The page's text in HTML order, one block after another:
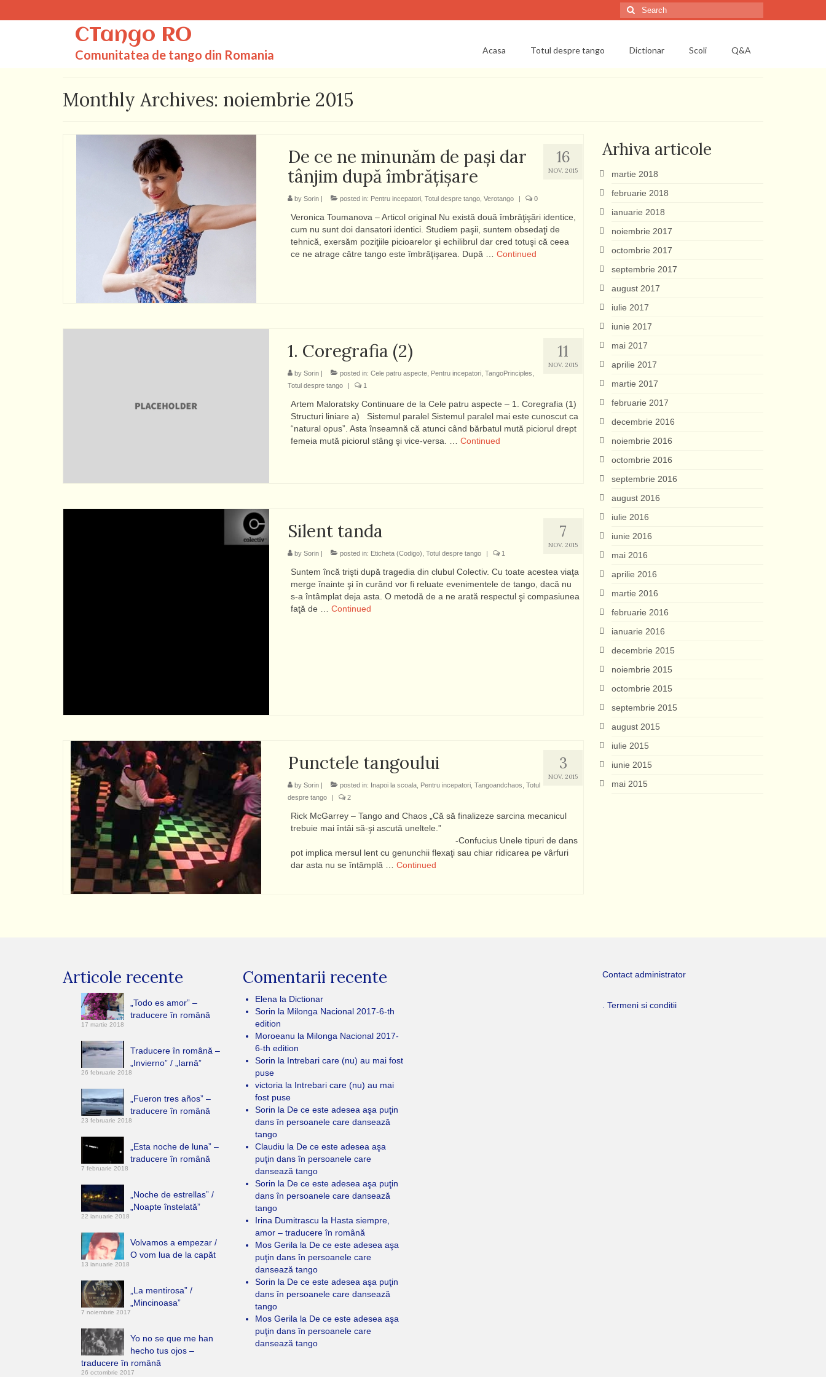
Search
for:
CTango RO
Comunitatea de tango din Romania Acasa Totul despre tango Dictionar Scoli Q&A
Monthly Archives: noiembrie 2015
16
NOV. 2015
De ce ne minunăm de paşi dar
tânjim după îmbrăţişare
by Sorin| posted in: Pentru incepatori, Totul despre tango, Verotango | 0
Veronica Toumanova – Articol original Nu există două îmbrăţişări identice,
cum nu sunt doi dansatori identici. Studiem paşii, suntem obsedaţi de
tehnică, exersăm poziţiile picioarelor şi echilibrul dar cred totuşi că ceea
ce ne atrage către tango este îmbrăţişarea. După … Continued
11
NOV. 2015
1. Coregrafia (2)
by Sorin| posted in: Cele patru aspecte, Pentru incepatori, TangoPrinciples
Totul despre tango
| 1
Artem Maloratsky Continuare de la Cele patru aspecte – 1. Coregrafia (1)
Structuri liniare a) Sistemul paralel Sistemul paralel mai este cunoscut ca
“natural opus”. Asta înseamnă că atunci când bărbatul mută piciorul drept
femeia mută piciorul stâng şi vice-versa. … Continued
7
NOV. 2015
Silent tanda
by Sorin| posted in: Eticheta (Codigo) Totul despre tango | 1
Suntem încă trişti după tragedia din clubul Colectiv. Cu toate acestea viaţa
merge înainte şi în curând vor fi reluate evenimentele de tango, dacă nu
s-a întâmplat deja asta. O metodă de a ne arată respectul şi compasiunea
faţă de … Continued
3
NOV. 2015
Punctele tangoului
by Sorin| posted in: Inapoi la scoala, Pentru incepatori, Tangoandchaos Totul
despre tango
| 2
Rick McGarrey – Tango and Chaos „Că să finalizeze sarcina mecanicul
trebuie mai întâi să-şi ascută uneltele.”
-Confucius Unele tipuri de dans
pot implica mersul lent cu genunchii flexaţi sau chiar ridicarea pe vârfuri
dar asta nu se întâmplă … Continued
Arhiva articole
martie 2018
februarie 2018
ianuarie 2018
noiembrie 2017
octombrie 2017
septembrie 2017
august 2017
iulie 2017
iunie 2017
mai 2017
aprilie 2017
martie 2017
februarie 2017
decembrie 2016
noiembrie 2016
octombrie 2016
septembrie 2016
august 2016
iulie 2016
iunie 2016
mai 2016
aprilie 2016
martie 2016
februarie 2016
ianuarie 2016
decembrie 2015
noiembrie 2015
octombrie 2015
septembrie 2015
august 2015
iulie 2015
iunie 2015
mai 2015
Articole recente
„Todo es amor” –
traducere în română
17 martie 2018
Traducere în română –
„Invierno” / „Iarnă”
26 februarie 2018
„Fueron tres años” –
traducere în română
23 februarie 2018
„Esta noche de luna” –
traducere în română
7 februarie 2018
„Noche de estrellas” /
„Noapte înstelată”
22 ianuarie 2018
Volvamos a empezar /
O vom lua de la capăt
13 ianuarie 2018
„La mentirosa” /
„Mincinoasa”
7 noiembrie 2017
Yo no se que me han
hecho tus ojos –
traducere în română
26 octombrie 2017
Comentarii recente
Elena la Dictionar
Sorin la Milonga Nacional 2017-6-th
edition
Moroeanu la Milonga Nacional 2017-
6-th edition
Sorin la Intrebari care (nu) au mai fost
puse
victoria la Intrebari care (nu) au mai
fost puse
Sorin la De ce este adesea aşa puţin
dans în persoanele care dansează
tango
Claudiu la De ce este adesea aşa
puţin dans în persoanele care
dansează tango
Sorin la De ce este adesea aşa puţin
dans în persoanele care dansează
tango
Irina Dumitrascu la Hasta siempre,
amor – traducere în română
Mos Gerila la De ce este adesea aşa
puţin dans în persoanele care
dansează tango
Sorin la De ce este adesea aşa puţin
dans în persoanele care dansează
tango
Mos Gerila la De ce este adesea aşa
puţin dans în persoanele care
dansează tango
Contact administrator
. Termeni si conditii